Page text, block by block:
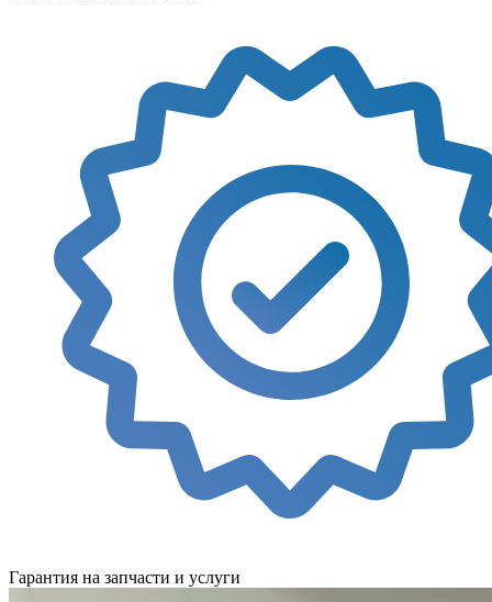
Гарантия на запчасти и услуги